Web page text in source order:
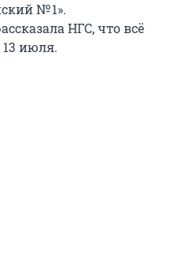
№ 1».
НГС, что всё
13 июля.